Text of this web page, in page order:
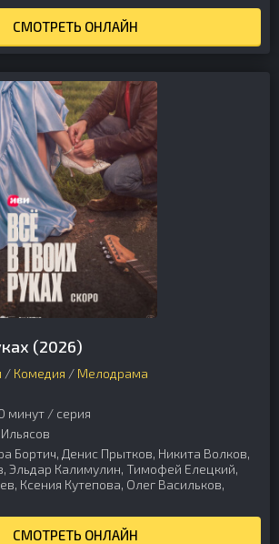
СМОТРЕТЬ ОНЛАЙН
(2026)
/ Комедия / Мелодрама
минут / серия
Бортич, Денис Прытков, Никита Волков,
Эльдар Калимулин, Тимофей Елецкий,
Ксения Кутепова, Олег Васильков,
СМОТРЕТЬ ОНЛАЙН